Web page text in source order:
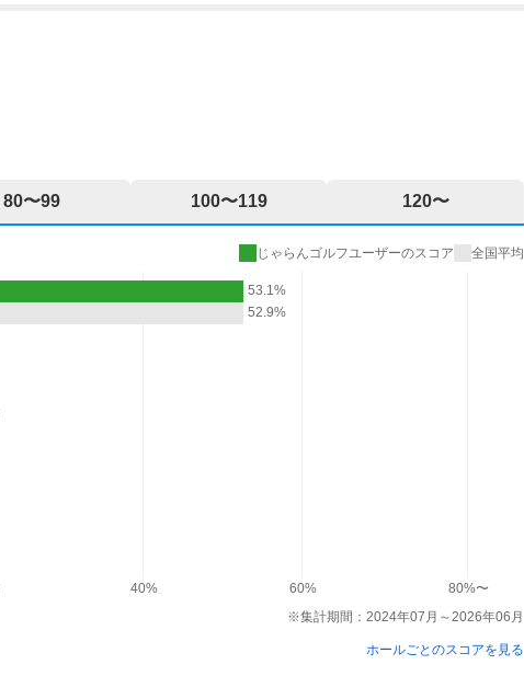
80〜99 100〜119 120〜
じゃらんゴルフユーザーのスコア 全国平均
53.1%
52.9%
40% 60%
80%〜
※集計期間：2024年07月～2026年06月
ホールごとのスコアを見る